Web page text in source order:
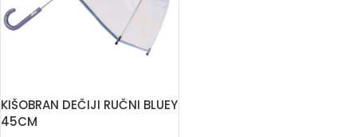
KIŠOBRAN DEČIJI RUČNI BLUEY
45CM